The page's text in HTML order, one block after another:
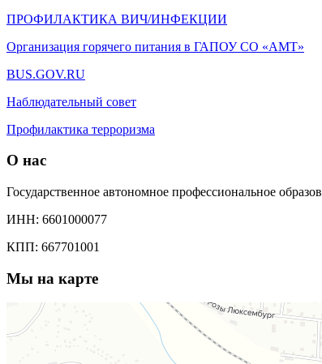
ПРОФИЛАКТИКА ВИЧ/ИНФЕКЦИИ
Организация горячего питания в ГАПОУ СО «АМТ»
BUS.GOV.RU
Наблюдательный совет
Профилактика терроризма
О нас
Государственное автономное профессиональное
ИНН: 6601000077
КПП: 667701001
Мы на карте